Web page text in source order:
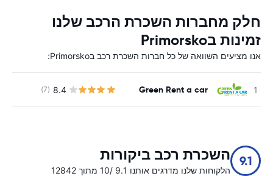
חלק מחברות השכרת הרכב שלנו
זמינות בPrimorsko
אנו מציעים השוואה של כל חברות השכרת רכב בPrimorsko:
Green Rent a car
8.4
(7)
9.1 השכרת רכב ביקורות
הלקוחות שלנו מדרגים אותנו 9.1 /10 מתוך 12842